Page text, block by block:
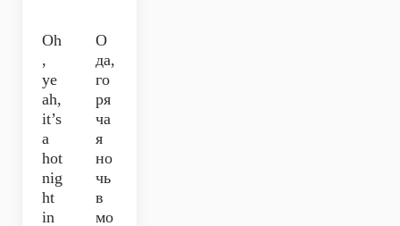
Oh
,
ye
ah,
it’s
a
hot
nig
ht
in
О
да,
го
ря
ча
я
но
чь
в
мо